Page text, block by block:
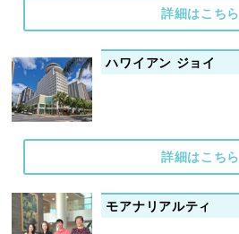
詳細はこちら
ハワイアン ジョイ
詳細はこちら
モアナリアルティ